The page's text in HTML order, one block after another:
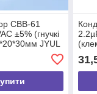
CBB-61
±5% (гнучкі
JYUL